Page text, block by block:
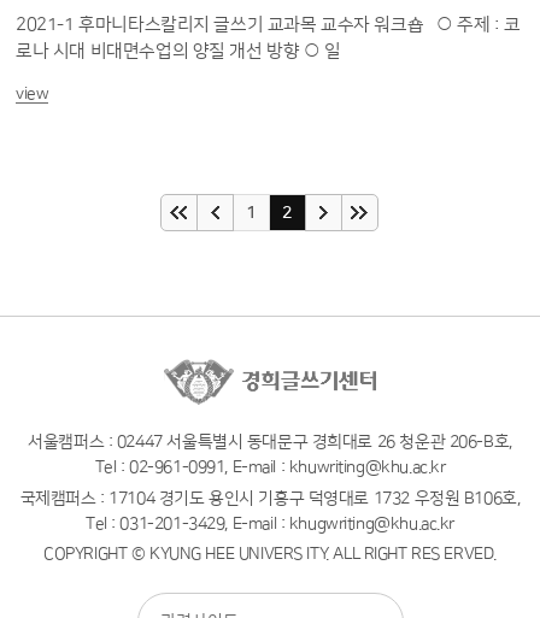
2021-1 후마니타스칼리지 글쓰기 교과목 교수자 워크숍 ○ 주제 : 코
로나 시대 비대면수업의 양질 개선 방향 ○ 일
view
1 2
서울캠퍼스 : 02447 서울특별시 동대문구 경희대로 26 청운관 206-B호,
Tel : 02-961-0991, E-mail : khuwriting@khu.ac.kr
국제캠퍼스 : 17104 경기도 용인시 기흥구 덕영대로 1732 우정원 B106호,
Tel : 031-201-3429, E-mail : khugwriting@khu.ac.kr
COPYRIGHT © KYUNG HEE UNIVERS ITY. ALL RIGHT RES ERVED.